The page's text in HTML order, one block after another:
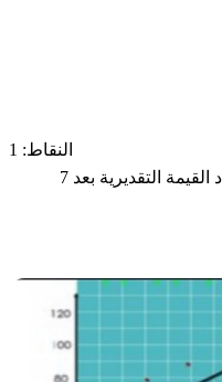
النقاط: 1
باستخدام المستقيم الأفضل تمثيلاً، حدد القيمة التقديرية بعد 7